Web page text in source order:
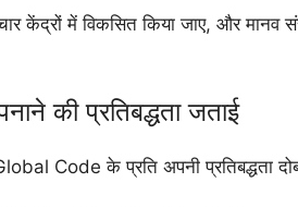
केंद्रों में विकसित किया जाए, और मानव
की प्रतिबद्धता जताई
Code के प्रति अपनी प्रतिबद्धता